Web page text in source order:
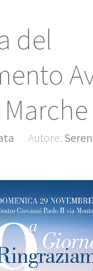
del
Autore: